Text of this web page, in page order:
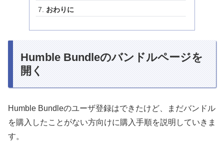
おわりに
Humble Bundleのバンドルページを
開く
Humble Bundleのユーザ登録はできたけど、まだバンドル
を購入したことがない方向けに購入手順を説明していきま
す。